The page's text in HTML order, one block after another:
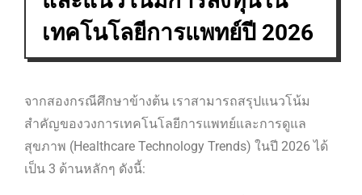
เทคโนโลยีการแพทย์ปี 2026
จากสองกรณีศึกษาข้างต้น เราสามารถสรุปแนวโน้ม
สำคัญของวงการเทคโนโลยีการแพทย์และการดูแล
สุขภาพ (Healthcare Technology Trends) ในปี 2026 ได้
เป็น 3 ด้านหลักๆ ดังนี้: